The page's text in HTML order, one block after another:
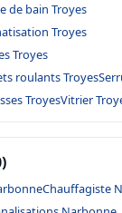
de bain Troyes
Troyes
Troyes
roulants Troyes
TroyesVitrier
Chauffagiste